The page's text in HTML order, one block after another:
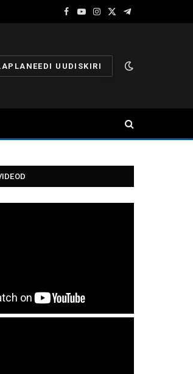
Facebook
YouTube
Instagram
X
Telegram
UUDISKIRI